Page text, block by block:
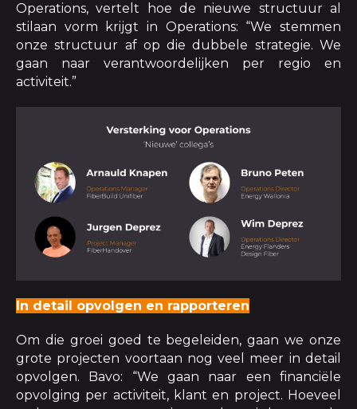
Operations, vertelt hoe de nieuwe structuur al
stilaan vorm krijgt in Operations: “We stemmen
onze structuur af op die dubbele strategie. We
gaan naar verantwoordelijken per regio en
activiteit.”
In detail opvolgen en rapporteren
Om die groei goed te begeleiden, gaan we onze
grote projecten voortaan nog veel meer in detail
opvolgen. Bavo: “We gaan naar een financiële
opvolging per activiteit, klant en project. Hoeveel